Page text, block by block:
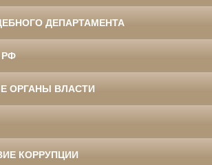
ДЕПАРТАМЕНТА
РФ
ОРГАНЫ ВЛАСТИ
КОРРУПЦИИ